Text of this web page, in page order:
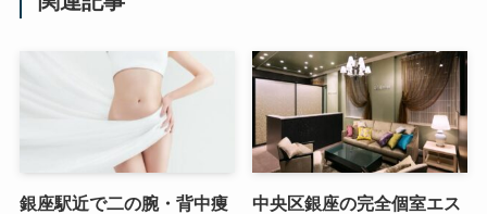
銀座駅近で二の腕・背中痩
中央区銀座の完全個室エス